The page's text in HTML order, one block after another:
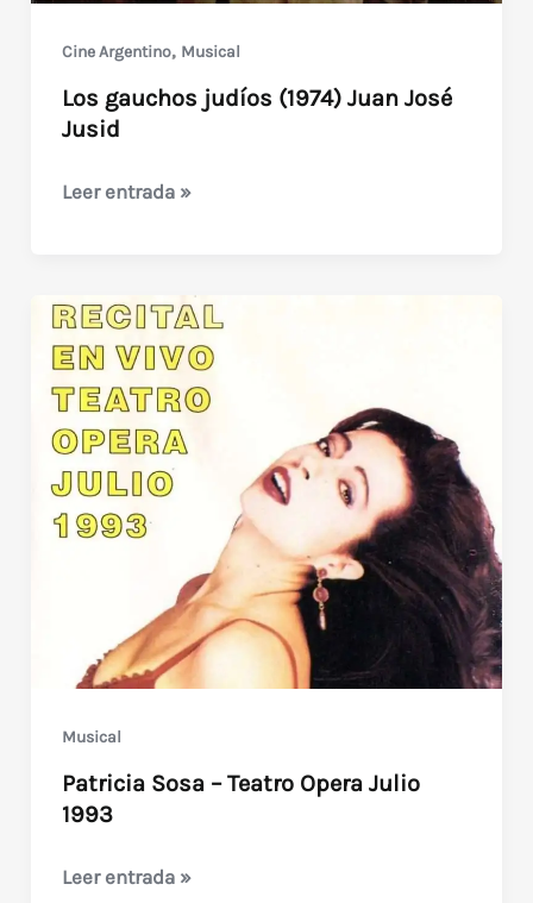
Cine Argentino, Musical
Los gauchos judíos (1974) Juan José
Jusid
Los
Juan
José
Jusid
Leer entrada »
Musical
Patricia Sosa – Teatro Opera Julio
1993
Patricia
Leer entrada »